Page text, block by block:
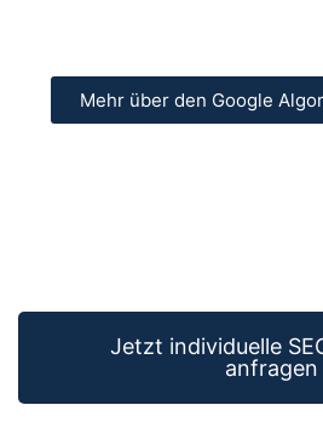
Mehr über den Google
Jetzt individuelle
anfragen